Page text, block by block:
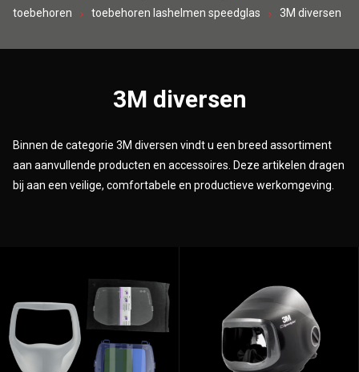
toebehoren
toebehoren lashelmen speedglas 3M diversen
3M diversen
Binnen de categorie 3M diversen vindt u een breed assortiment
aan aanvullende producten en accessoires. Deze artikelen dragen
bij aan een veilige, comfortabele en productieve werkomgeving.